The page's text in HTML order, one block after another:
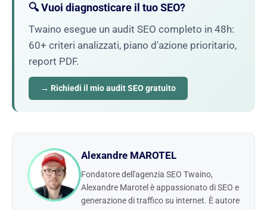
🔍 Vuoi diagnosticare il tuo SEO?
Twaino esegue un audit SEO completo in 48h:
60+ criteri analizzati, piano d'azione prioritario,
report PDF.
→ Richiedi il mio audit SEO gratuito
Alexandre MAROTEL
Fondatore dell'agenzia SEO Twaino,
Alexandre Marotel è appassionato di SEO e
generazione di traffico su internet. È autore